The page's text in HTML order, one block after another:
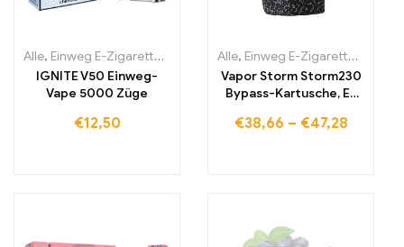
Alle, Einweg E-Zigaretten Einweg-E-Zigaretten Irland,Einweg-E-
IGNITE V50 Einweg-
Vape 5000 Züge
€12,50
Alle, Einweg E-Zigaretten
Vapor Storm Storm230
Bypass-Kartusche, E-
€38,66 – €47,28